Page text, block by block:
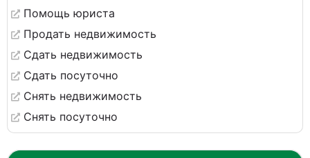
Помощь юриста
Продать недвижимость
Сдать недвижимость
Сдать посуточно
Снять недвижимость
Снять посуточно